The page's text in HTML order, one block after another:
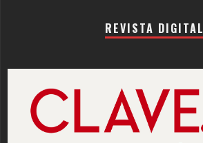
REVISTA DIGITAL